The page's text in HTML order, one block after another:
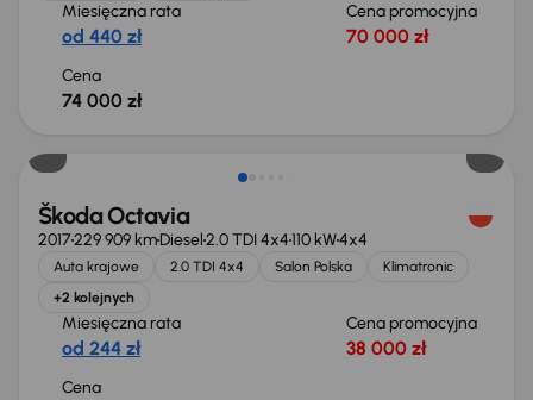
Miesięczna rata
od 440 zł
Cena promocyjna
70 000 zł
Cena
74 000 zł
Škoda Octavia
2017229 909 kmDiesel2.0 TDI 4x4110 kW4x4
Auta krajowe 2.0 TDI 4x4 Salon Polska
Klimatronic
+2 kolejnych
Miesięczna rata
od 244 zł
Cena promocyjna
38 000 zł
Cena